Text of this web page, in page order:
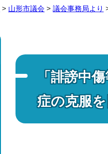
> 山形市議会 > 議会事務局より
「誹謗中
症の克服